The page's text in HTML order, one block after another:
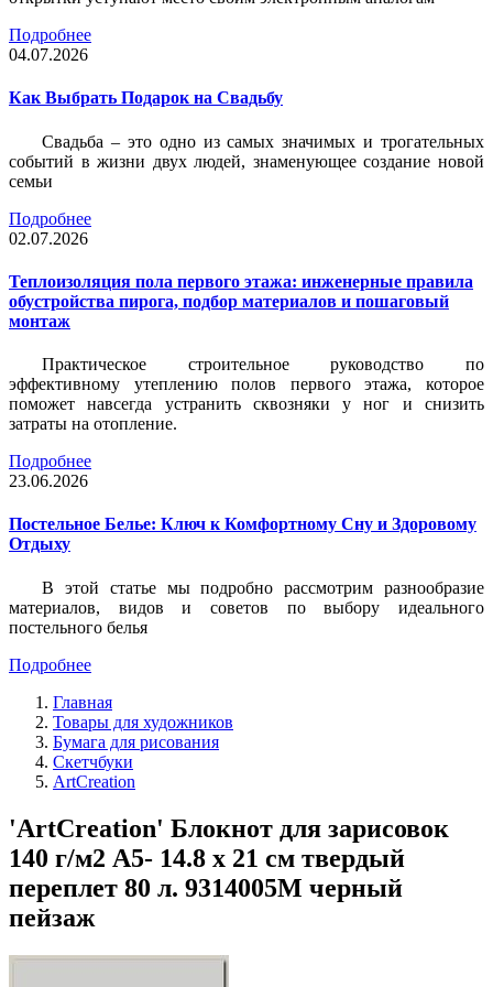
Подробнее
04.07.2026
Как Выбрать Подарок на Свадьбу
Свадьба – это одно из самых значимых и трогательных
событий в жизни двух людей, знаменующее создание новой
семьи
Подробнее
02.07.2026
Теплоизоляция пола первого этажа: инженерные правила
обустройства пирога, подбор материалов и пошаговый
монтаж
Практическое строительное руководство по
эффективному утеплению полов первого этажа, которое
поможет навсегда устранить сквозняки у ног и снизить
затраты на отопление.
Подробнее
23.06.2026
Постельное Белье: Ключ к Комфортному Сну и Здоровому
Отдыху
В этой статье мы подробно рассмотрим разнообразие
материалов, видов и советов по выбору идеального
постельного белья
Подробнее
Главная
Товары для художников
Бумага для рисования
Скетчбуки
ArtCreation
'ArtCreation' Блокнот для зарисовок
140 г/м2 A5- 14.8 х 21 см твердый
переплет 80 л. 9314005M черный
пейзаж